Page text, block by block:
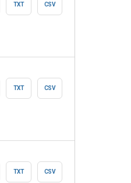
TXT CSV
TXT CSV
TXT CSV